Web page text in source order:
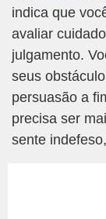
indica que
avaliar
julgamento.
seus
persuasão a
precisa ser
sente